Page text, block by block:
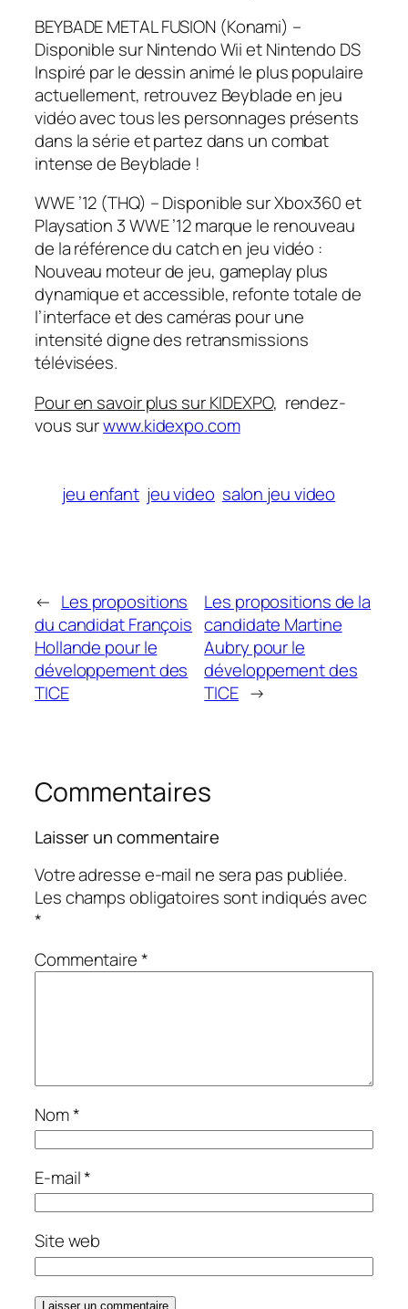
BEYBADE METAL FUSION (Konami) –
Disponible sur Nintendo Wii et Nintendo DS
Inspiré par le dessin animé le plus populaire
actuellement, retrouvez Beyblade en jeu
vidéo avec tous les personnages présents
dans la série et partez dans un combat
intense de Beyblade !
WWE ’12 (THQ) – Disponible sur Xbox360 et
Playsation 3 WWE ’12 marque le renouveau
de la référence du catch en jeu vidéo :
Nouveau moteur de jeu, gameplay plus
dynamique et accessible, refonte totale de
l’interface et des caméras pour une
intensité digne des retransmissions
télévisées.
Pour en savoir plus sur KIDEXPO, rendez-
vous surwww.kidexpo.com
jeu enfant jeu video salon jeu video
← Les propositions
du candidat François
Hollande pour le
développement des
TICE
Les propositions de la
candidate Martine
Aubry pour le
développement des
TICE →
Commentaires
Laisser un commentaire
Votre adresse e-mail ne sera pas publiée.
Les champs obligatoires sont indiqués avec
*
Commentaire*
Nom*
E-mail*
Site web